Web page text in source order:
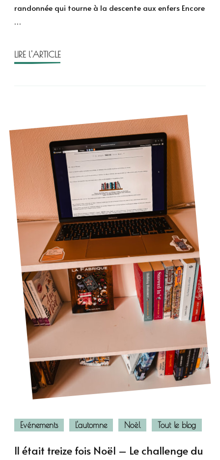
randonnée qui tourne à la descente aux enfers Encore
…
LIRE l'ARTICLE
Evénements L'automne Noël Tout le blog
Il était treize fois Noël – Le challenge du